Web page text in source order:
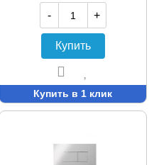
-
+
Купить
Купить в 1 клик